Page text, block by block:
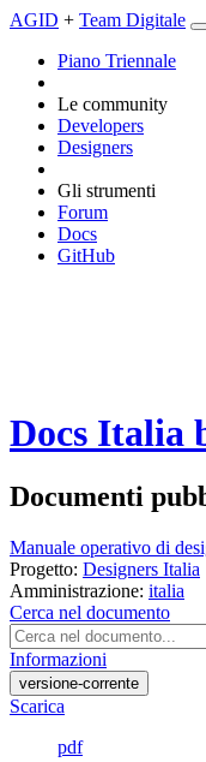
AGID + Team Digitale
Piano Triennale
Le community
Developers
Designers
Gli strumenti
Forum
Docs
GitHub
Docs Italia
Documenti
Manuale operativo di
Progetto: Designers Italia
Amministrazione: italia
Cerca nel documento
Informazioni
versione-corrente
Scarica
pdf